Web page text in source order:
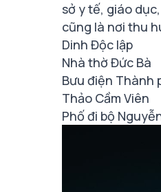
sở y tế, giáo
cũng là nơi thu
Dinh Độc lập
Nhà thờ Đức Bà
Bưu điện Thành
Thảo Cầm Viên
Phố đi bộ